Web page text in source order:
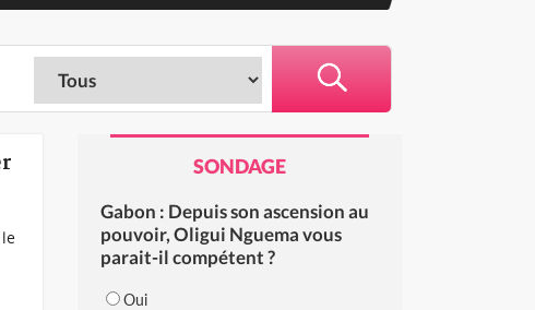
SONDAGE
Gabon : Depuis son ascension au
pouvoir, Oligui Nguema vous
parait-il compétent ?
Oui